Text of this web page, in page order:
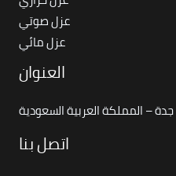
عزل صوتي
عزل مائي
العنوان
جدة – المملكة العربية السعودية
اتصل بنا